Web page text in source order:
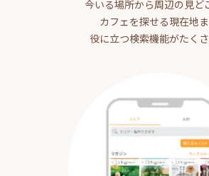
今いる場所から周辺の見ど
カフェを探せる現在地
役に立つ検索機能がたくさ